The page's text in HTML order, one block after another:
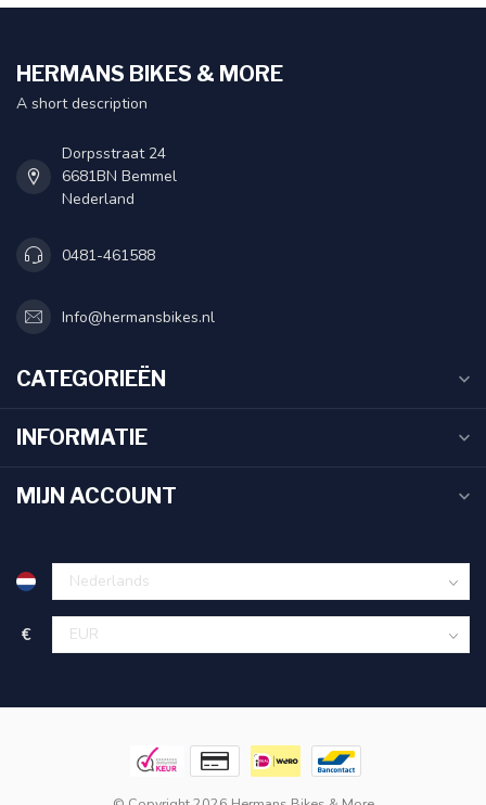
HERMANS BIKES & MORE
A short description
Dorpsstraat 24
6681BN Bemmel
Nederland
0481-461588
Info@hermansbikes.nl
CATEGORIEËN
INFORMATIE
MIJN ACCOUNT
€